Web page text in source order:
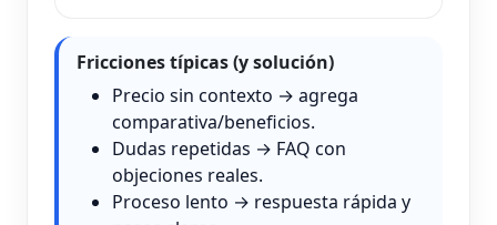
Fricciones típicas (y solución)
Precio sin contexto → agrega
comparativa/beneficios.
Dudas repetidas → FAQ con
objeciones reales.
Proceso lento → respuesta rápida y